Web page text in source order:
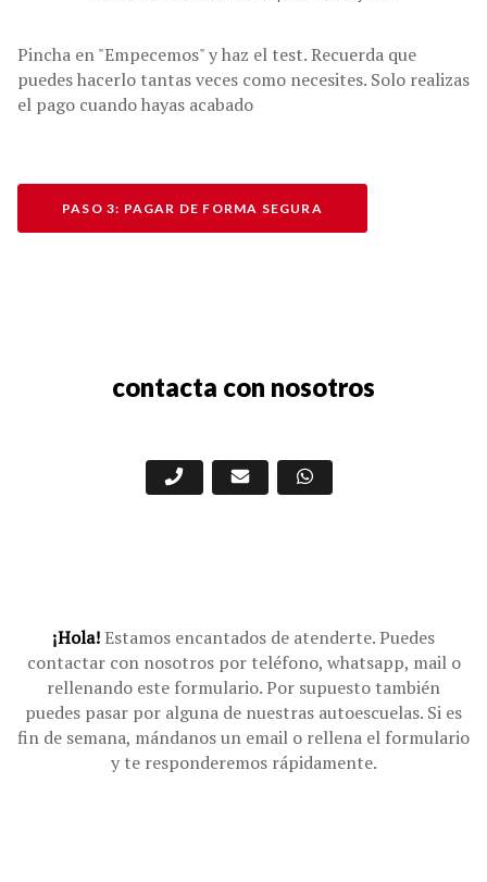
Pincha en "Empecemos" y haz el test. Recuerda que
puedes hacerlo tantas veces como necesites. Solo realizas
el pago cuando hayas acabado
PASO 3: PAGAR DE FORMA SEGURA
contacta con nosotros
¡Hola!Estamos encantados de atenderte. Puedes
contactar con nosotros por teléfono, whatsapp, mail o
rellenando este formulario. Por supuesto también
puedes pasar por alguna de nuestras autoescuelas. Si es
fin de semana, mándanos un email o rellena el formulario
y te responderemos rápidamente.